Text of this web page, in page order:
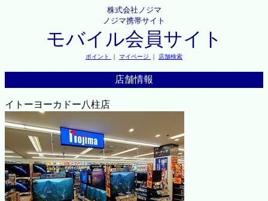
株式会社ノジマ
ノジマ携帯サイト
モバイル会員サイト
ポイント ｜ マイページ ｜ 店舗検索
店舗情報
イトーヨーカドー八柱店